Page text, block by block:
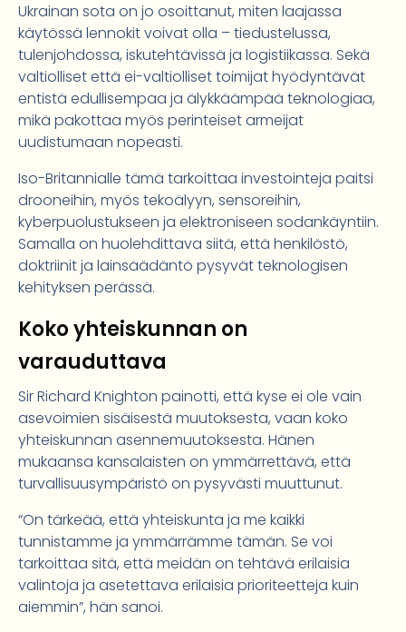
Ukrainan sota on jo osoittanut, miten laajassa
käytössä lennokit voivat olla – tiedustelussa,
tulenjohdossa, iskutehtävissä ja logistiikassa. Sekä
valtiolliset että ei-valtiolliset toimijat hyödyntävät
entistä edullisempaa ja älykkäämpää teknologiaa,
mikä pakottaa myös perinteiset armeijat
uudistumaan nopeasti.
Iso-Britannialle tämä tarkoittaa investointeja paitsi
drooneihin, myös tekoälyyn, sensoreihin,
kyberpuolustukseen ja elektroniseen sodankäyntiin.
Samalla on huolehdittava siitä, että henkilöstö,
doktriinit ja lainsäädäntö pysyvät teknologisen
kehityksen perässä.
Koko yhteiskunnan on
varauduttava
Sir Richard Knighton painotti, että kyse ei ole vain
asevoimien sisäisestä muutoksesta, vaan koko
yhteiskunnan asennemuutoksesta. Hänen
mukaansa kansalaisten on ymmärrettävä, että
turvallisuusympäristö on pysyvästi muuttunut.
“On tärkeää, että yhteiskunta ja me kaikki
tunnistamme ja ymmärrämme tämän. Se voi
tarkoittaa sitä, että meidän on tehtävä erilaisia
valintoja ja asetettava erilaisia prioriteetteja kuin
aiemmin”, hän sanoi.